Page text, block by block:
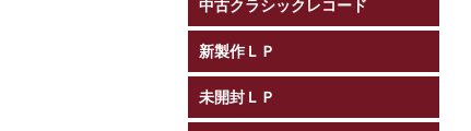
中古クラシックレコード
新製作ＬＰ
未開封ＬＰ